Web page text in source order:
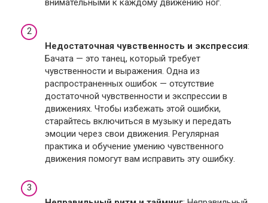
внимательными к каждому движению ног.
Недостаточная чувственность и экспрессия:
Бачата — это танец, который требует
чувственности и выражения. Одна из
распространенных ошибок — отсутствие
достаточной чувственности и экспрессии в
движениях. Чтобы избежать этой ошибки,
старайтесь включиться в музыку и передать
эмоции через свои движения. Регулярная
практика и обучение умению чувственного
движения помогут вам исправить эту ошибку.